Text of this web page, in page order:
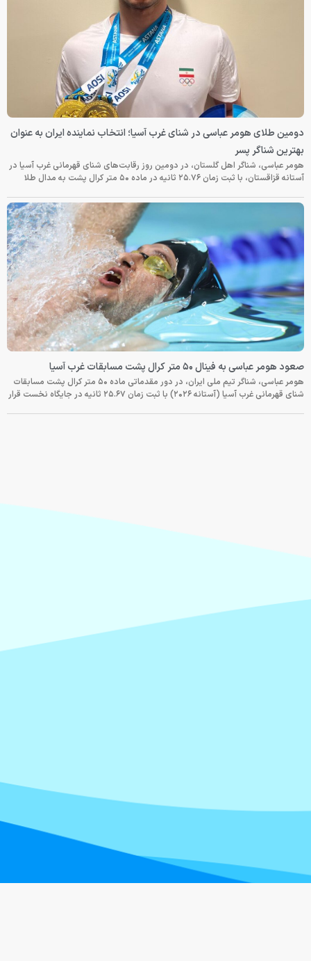
دومین طلای هومر عباسی در شنای غرب آسیا؛ انتخاب نماینده ایران به عنوان
بهترین شناگر پسر
هومر عباسی، شناگر اهل گلستان، در دومین روز رقابت‌های شنای قهرمانی غرب آسیا در
آستانه قزاقستان، با ثبت زمان ۲۵.۷۶ ثانیه در ماده ۵۰ متر کرال پشت به مدال طلا
صعود هومر عباسی به فینال ۵۰ متر کرال پشت مسابقات غرب آسیا
هومر عباسی، شناگر تیم ملی ایران، در دور مقدماتی ماده ۵۰ متر کرال پشت مسابقات
شنای قهرمانی غرب آسیا (آستانه ۲۰۲۶) با ثبت زمان ۲۵.۶۷ ثانیه در جایگاه نخست قرار